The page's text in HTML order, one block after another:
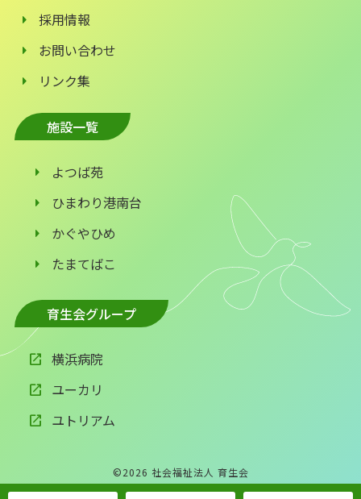
採用情報
お問い合わせ
リンク集
施設一覧
よつば苑
ひまわり港南台
かぐやひめ
たまてばこ
育生会グループ
横浜病院
ユーカリ
ユトリアム
©2026 社会福祉法人 育生会